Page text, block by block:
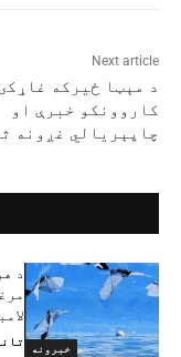
Next article
د مېټا ځیرکه
کاروونکو خبرې او
چاپېریالي غږونه
خبرونه
د